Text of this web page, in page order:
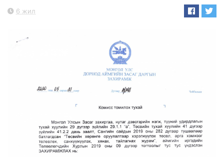
6 жил